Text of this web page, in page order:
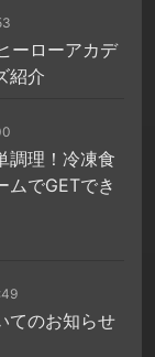
ーローアカデ
紹介
調理！冷凍食
ムでGETでき
てのお知らせ